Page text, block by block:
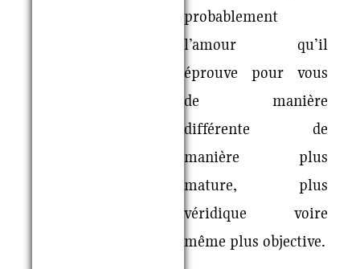
probablement
l’amour qu’il
éprouve pour vous
de manière
différente de
manière plus
mature, plus
véridique voire
même plus objective.